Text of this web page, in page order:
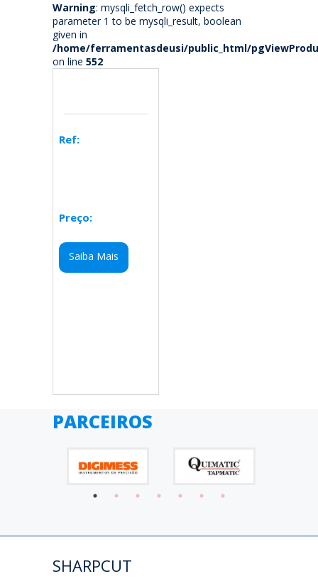
Warning: mysqli_fetch_row() expects
parameter 1 to be mysqli_result, boolean
given in
/home/ferramentasdeusi/public_html/
on line 552
Ref:
Preço:
Saiba Mais
PARCEIROS
SHARPCUT